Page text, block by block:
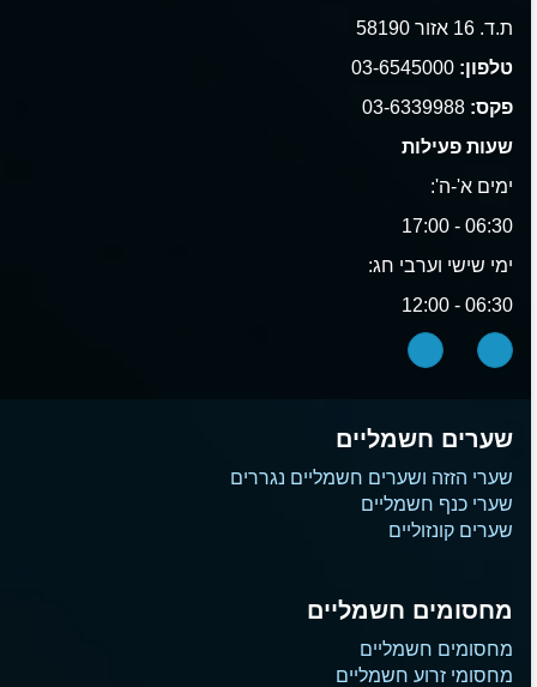
ת.ד. 16 אזור 58190
טלפון:
פקס:
שעות פעילות
ימים א'-ה':
06:30 - 17:00
ימי שישי וערבי חג:
06:30 - 12:00
שערים חשמליים
שערי הזזה ושערים חשמליים נגררים
שערי כנף חשמליים
שערים קונזוליים
מחסומים חשמליים
מחסומים חשמליים
מחסומי זרוע חשמליים